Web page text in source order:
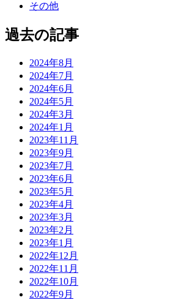
その他
過去の記事
2024年8月
2024年7月
2024年6月
2024年5月
2024年3月
2024年1月
2023年11月
2023年9月
2023年7月
2023年6月
2023年5月
2023年4月
2023年3月
2023年2月
2023年1月
2022年12月
2022年11月
2022年10月
2022年9月